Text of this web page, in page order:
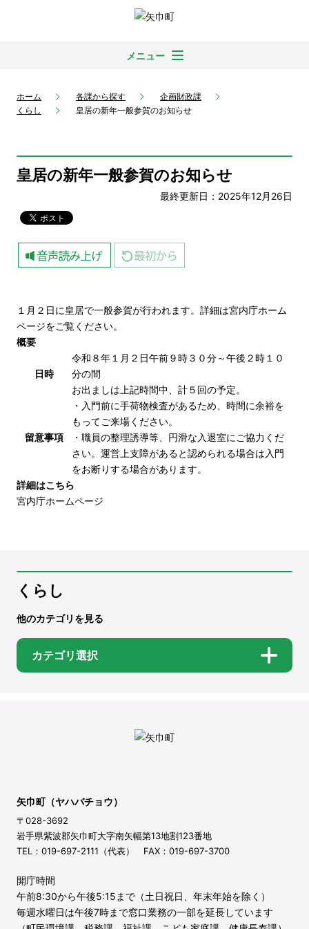
メニュー
ホーム 各課から探す
企画財政課
くらし
皇居の新年一般参賀のお知らせ
皇居の新年一般参賀のお知らせ
最終更新日：2025年12月26日
１月２日に皇居で一般参賀が行われます。詳細は宮内庁ホーム
ページをご覧ください。
概要
日時
令和８年１月２日午前９時３０分～午後２時１０
分の間
お出ましは上記時間中、計５回の予定。
留意事項
・入門前に手荷物検査があるため、時間に余裕を
もってご来場ください。
・職員の整理誘導等、円滑な入退室にご協力くだ
さい。運営上支障があると認められる場合は入門
をお断りする場合があります。
詳細はこちら
宮内庁ホームページ
くらし
他のカテゴリを見る
カテゴリ選択
矢巾町（ヤハバチョウ）
〒028-3692
岩手県紫波郡矢巾町大字南矢幅第13地割123番地
TEL：019-697-2111（代表） FAX：019-697-3700
開庁時間
午前8:30から午後5:15まで（土日祝日、年末年始を除く）
毎週水曜日は午後7時まで窓口業務の一部を延長しています